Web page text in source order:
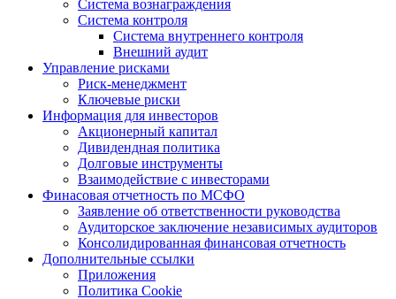
Система вознаграждения
Система контроля
Система внутреннего контроля
Внешний аудит
Управление рисками
Риск-менеджмент
Ключевые риски
Информация для инвесторов
Акционерный капитал
Дивидендная политика
Долговые инструменты
Взаимодействие с инвеcторами
Финасовая отчетность по МСФО
Заявление об ответственности руководства
Аудиторское заключение независимых аудиторов
Консолидированная финансовая отчетность
Дополнительные ссылки
Приложения
Политика Cookie